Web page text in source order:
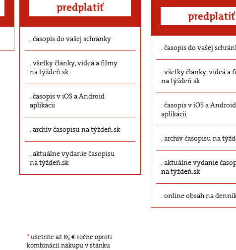
predplatiť
časopis do vašej schránky
všetky články, videá a filmy
na týždeň.sk
časopis v iOS a Android
aplikácii
archív časopisu na týždeň.sk
aktuálne vydanie časopisu
na týždeň.sk
predplatiť
časopis do vašej
všetky články, videá a
na týždeň.sk
časopis v iOS a Android
aplikácii
archív časopisu na
aktuálne vydanie
na týždeň.sk
online obsah na
* ušetríte až 85 € ročne oproti
kombinácii nákupu v stánku